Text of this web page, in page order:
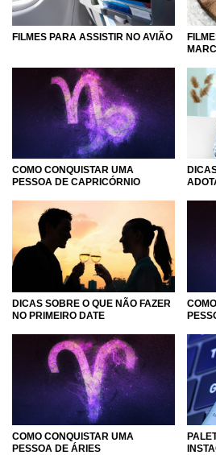
FILMES PARA ASSISTIR NO AVIÃO
COMO CONQUISTAR UMA
PESSOA DE CAPRICÓRNIO
DICAS SOBRE O QUE NÃO FAZER
NO PRIMEIRO DATE
COMO CONQUISTAR UMA
PESSOA DE ÁRIES